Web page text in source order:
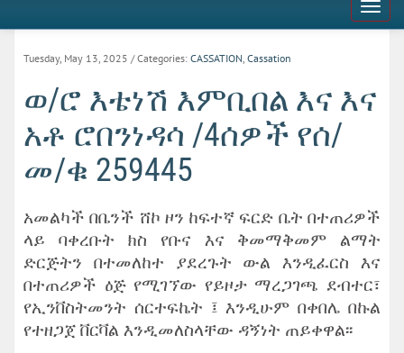
Toggle
Tuesday, May 13, 2025 / Categories: CASSATION, Cassation
ወ/ሮ እቴነሽ እምቢበል እና እና
አቶ ሮበንነዳሳ /4ሰዎች የሰ/
መ/ቁ 259445
አመልካች በቤንች ሸኮ ዞን ከፍተኛ ፍርድ ቤት በተጠሪዎች
ላይ ባቀረቡት ክስ የቡና እና ቅመማቅመም ልማት
ድርጅትን በተመለከተ ያደረጉት ውል እንዲፈርስ እና
በተጠሪዎች ዕጅ የሚገኘው የይዞታ ማረጋገጫ ደብተር፣
የኢንቨስትመንት ሰርተፍኬት ፤ እንዲሁም በቀበሌ በኩል
የተዘጋጀ ቨርቫል እንዲመለስላቸው ዳኝነት ጠይቀዋል፡፡